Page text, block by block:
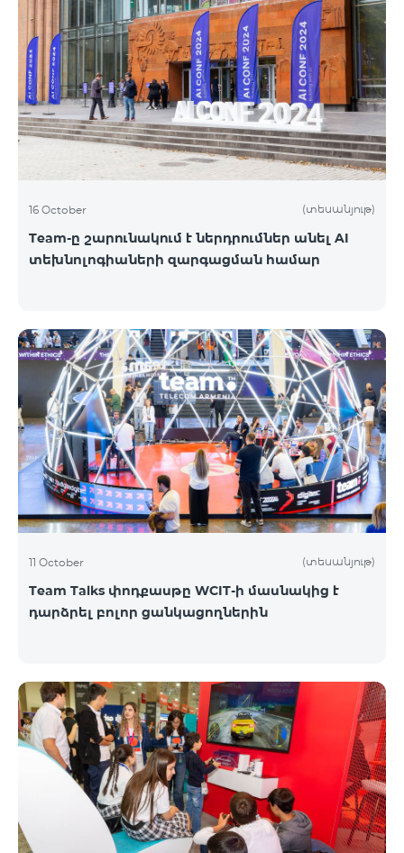
16 October (տեսանյութ)
Team-ը շարունակում է ներդրումներ անել AI
տեխնոլոգիաների զարգացման համար
11 October (տեսանյութ)
Team Talks փոդքասթը WCIT-ի մասնակից է
դարձրել բոլոր ցանկացողներին